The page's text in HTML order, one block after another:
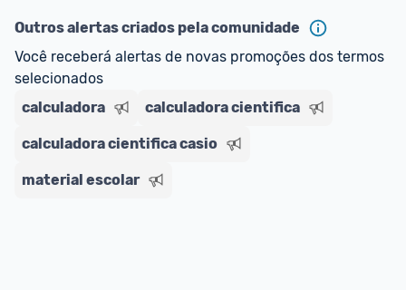
Outros alertas criados pela comunidade
Você receberá alertas de novas promoções dos termos
selecionados
calculadora
calculadora cientifica
calculadora cientifica casio
material escolar